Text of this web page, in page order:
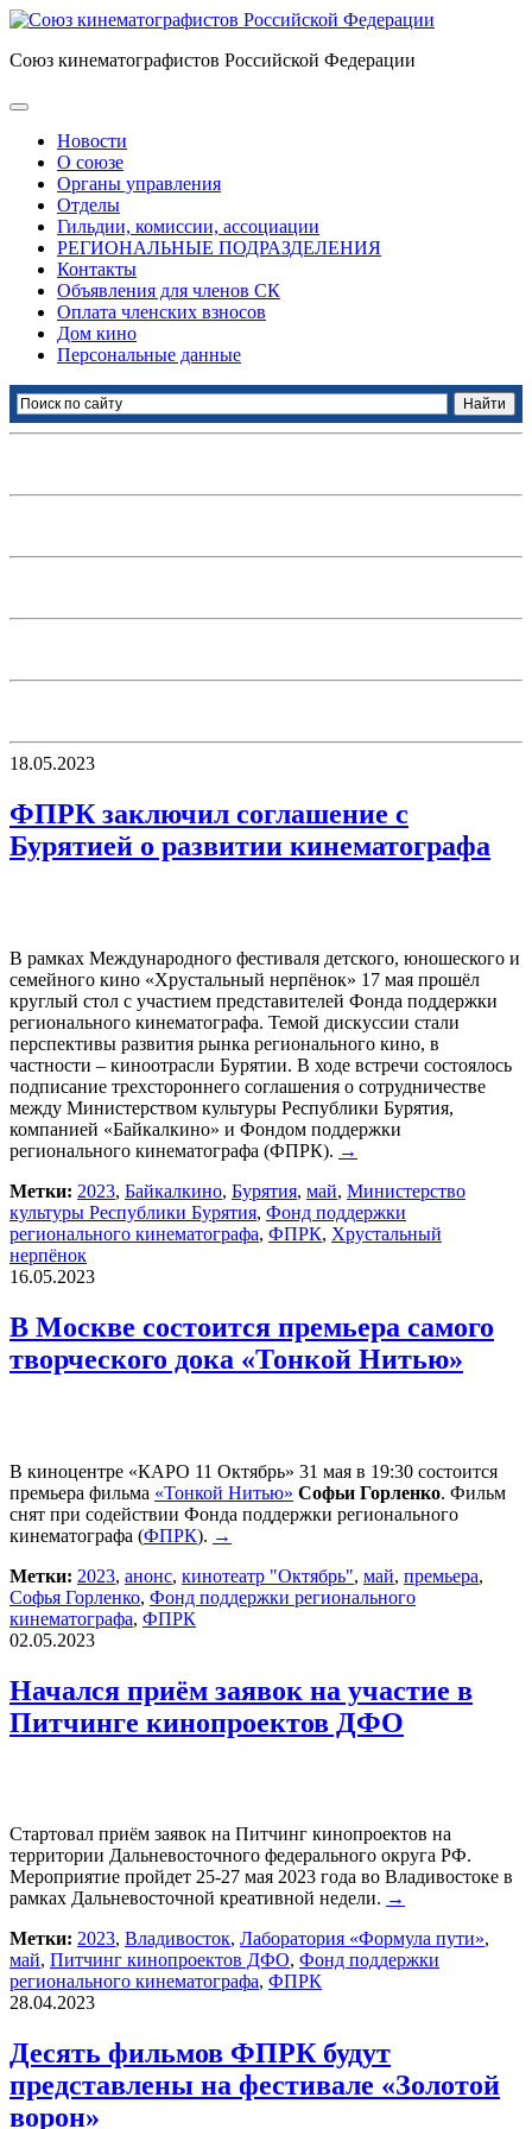
Союз кинематографистов Российской Федерации
Новости
О союзе
Органы управления
Отделы
Гильдии, комиссии, ассоциации
РЕГИОНАЛЬНЫЕ ПОДРАЗДЕЛЕНИЯ
Контакты
Объявления для членов СК
Оплата членских взносов
Дом кино
Персональные данные
18.05.2023
ФПРК заключил соглашение с
Бурятией о развитии кинематографа
В рамках Международного фестиваля детского, юношеского и
семейного кино «Хрустальный нерпёнок» 17 мая прошёл
круглый стол с участием представителей Фонда поддержки
регионального кинематографа. Темой дискуссии стали
перспективы развития рынка регионального кино, в
частности – киноотрасли Бурятии. В ходе встречи состоялось
подписание трехстороннего соглашения о сотрудничестве
между Министерством культуры Республики Бурятия,
компанией «Байкалкино» и Фондом поддержки
регионального кинематографа (ФПРК). →
Метки: 2023, Байкалкино, Бурятия, май, Министерство
культуры Республики Бурятия, Фонд поддержки
регионального кинематографа, ФПРК, Хрустальный
нерпёнок
16.05.2023
В Москве состоится премьера самого
творческого дока «Тонкой Нитью»
В киноцентре «КАРО 11 Октябрь» 31 мая в 19:30 состоится
премьера фильма «Тонкой Нитью» Софьи Горленко. Фильм
снят при содействии Фонда поддержки регионального
кинематографа (ФПРК). →
Метки: 2023, анонс, кинотеатр "Октябрь", май, премьера,
Софья Горленко, Фонд поддержки регионального
кинематографа, ФПРК
02.05.2023
Начался приём заявок на участие в
Питчинге кинопроектов ДФО
Стартовал приём заявок на Питчинг кинопроектов на
территории Дальневосточного федерального округа РФ.
Мероприятие пройдет 25-27 мая 2023 года во Владивостоке в
рамках Дальневосточной креативной недели. →
Метки: 2023, Владивосток, Лаборатория «Формула пути»,
май, Питчинг кинопроектов ДФО, Фонд поддержки
регионального кинематографа, ФПРК
28.04.2023
Десять фильмов ФПРК будут
представлены на фестивале «Золотой
ворон»